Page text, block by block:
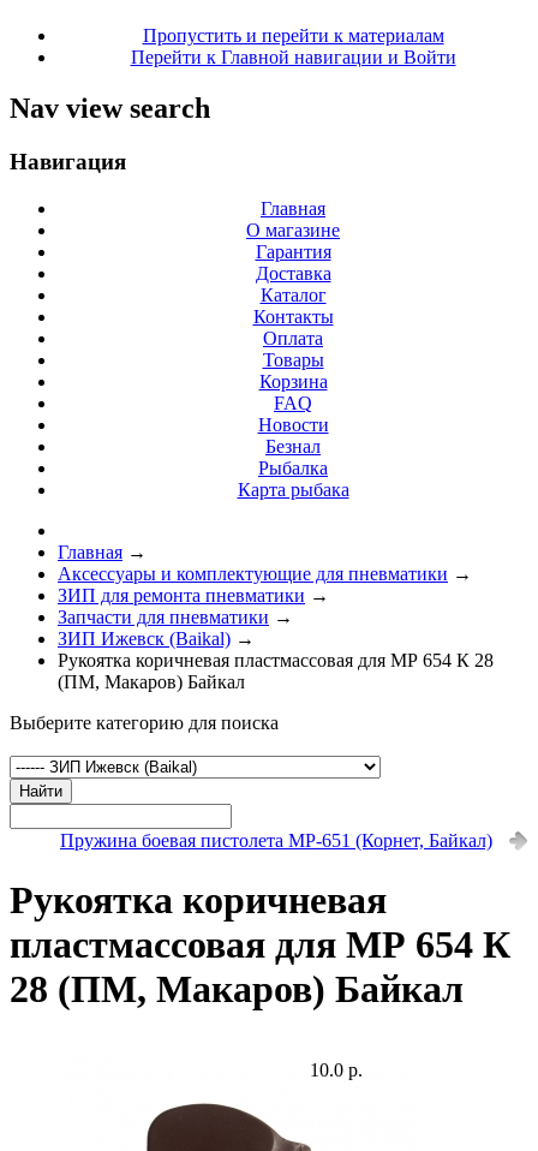
Пропустить и перейти к материалам
Перейти к Главной навигации и Войти
Nav view search
Навигация
Главная
О магазине
Гарантия
Доставка
Каталог
Контакты
Оплата
Товары
Корзина
FAQ
Новости
Безнал
Рыбалка
Карта рыбака
Главная →
Аксессуары и комплектующие для пневматики →
ЗИП для ремонта пневматики →
Запчасти для пневматики →
ЗИП Ижевск (Baikal) →
Рукоятка коричневая пластмассовая для МР 654 К 28
(ПМ, Макаров) Байкал
Выберите категорию для поиска
Найти
Пружина боевая пистолета МР-651 (Корнет, Байкал)
Рукоятка коричневая
пластмассовая для МР 654 К
28 (ПМ, Макаров) Байкал
10.0 р.